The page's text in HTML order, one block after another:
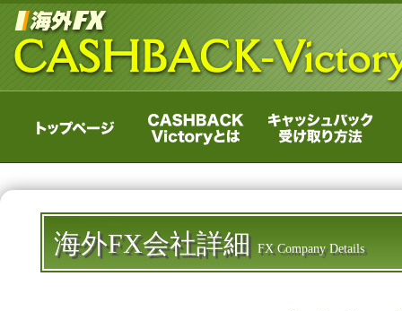
海外FX会社詳細 FX Company Details